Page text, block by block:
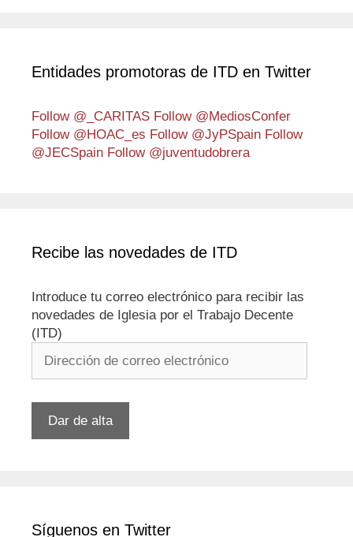
Entidades promotoras de ITD en Twitter
Follow @_CARITAS Follow @MediosConfer
Follow @HOAC_es Follow @JyPSpain Follow
@JECSpain Follow @juventudobrera
Recibe las novedades de ITD
Introduce tu correo electrónico para recibir las
novedades de Iglesia por el Trabajo Decente
(ITD)
electrónico
Dar de alta
Síguenos en Twitter